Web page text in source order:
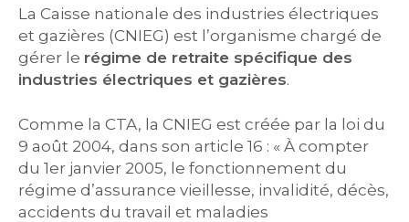
La Caisse nationale des industries électriques
et gazières (CNIEG) est l’organisme chargé de
gérer le régime de retraite spécifique des
industries électriques et gazières.
Comme la CTA, la CNIEG est créée par la loi du
9 août 2004, dans son article 16 : « À compter
du 1er janvier 2005, le fonctionnement du
régime d’assurance vieillesse, invalidité, décès,
accidents du travail et maladies